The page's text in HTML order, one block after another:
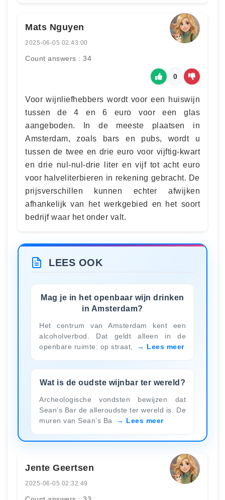
Mats Nguyen
2025-06-05 02:43:00
Count answers : 34
0
Voor wijnliefhebbers wordt voor een huiswijn
tussen de 4 en 6 euro voor een glas
aangeboden. In de meeste plaatsen in
Amsterdam, zoals bars en pubs, wordt u
tussen de twee en drie euro voor vijftig-kwart
en drie nul-nul-drie liter en vijf tot acht euro
voor halveliterbieren in rekening gebracht. De
prijsverschillen kunnen echter afwijken
afhankelijk van het werkgebied en het soort
bedrijf waar het onder valt.
LEES OOK
Mag je in het openbaar wijn drinken
in Amsterdam?
Het centrum van Amsterdam kent een
alcoholverbod. Dat geldt alleen in de
openbare ruimte: op straat,
Lees meer
Wat is de oudste wijnbar ter wereld?
Archeologische vondsten bewijzen dat
Sean’s Bar de alleroudste ter wereld is. De
muren van Sean’s Ba
Lees meer
Jente Geertsen
2025-06-05 02:32:49